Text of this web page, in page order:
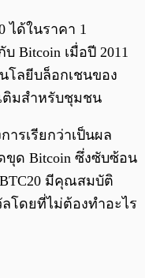
ได้ในราคา 1
Bitcoin เมื่อปี 2011
โลยีบล็อกเชนของ
ติมสำหรับชุมชน
ารเรียกว่าเป็นผล
ด Bitcoin ซึ่งซับซ้อน
มีคุณสมบัติ
ลโดยที่ไม่ต้องทำอะไร